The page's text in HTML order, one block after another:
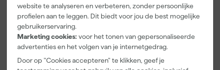
website te analyseren en verbeteren, zonder persoonlijke
profielen aan te leggen. Dit biedt voor jou de best mogelijke
gebruikerservaring.
Marketing cookies: voor het tonen van gepersonaliseerde
advertenties en het volgen van je internetgedrag.
Door op "Cookies accepteren" te klikken, geef je
3888-27
DeWALT
DXIR1HMMA2
Anza PRO
Muurverfset